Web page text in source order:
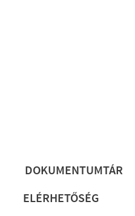
DOKUMENTUMTÁR
ELÉRHETŐSÉG